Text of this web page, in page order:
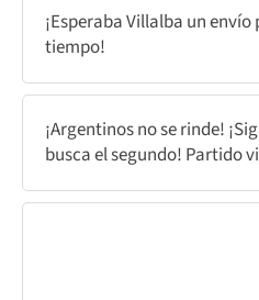
¡Esperaba Villalba un
tiempo!
¡Argentinos no se rinde!
busca el segundo! Partido